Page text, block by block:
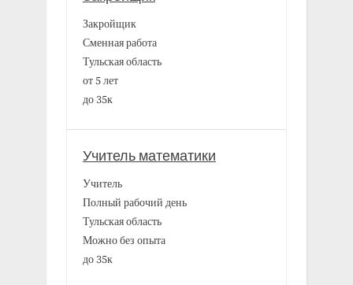
Закройщик
Сменная работа
Тульская область
от 5 лет
до 35к
Учитель математики
Учитель
Полный рабочий день
Тульская область
Можно без опыта
до 35к